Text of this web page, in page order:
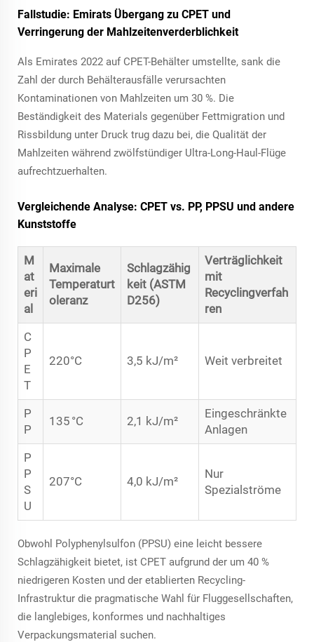
Fallstudie: Emirats Übergang zu CPET und
Verringerung der Mahlzeitenverderblichkeit
Als Emirates 2022 auf CPET-Behälter umstellte, sank die
Zahl der durch Behälterausfälle verursachten
Kontaminationen von Mahlzeiten um 30 %. Die
Beständigkeit des Materials gegenüber Fettmigration und
Rissbildung unter Druck trug dazu bei, die Qualität der
Mahlzeiten während zwölfstündiger Ultra-Long-Haul-Flüge
aufrechtzuerhalten.
Vergleichende Analyse: CPET vs. PP, PPSU und andere
Kunststoffe
M
at
eri
al
Maximale
Temperaturt
oleranz
Schlagzähig
keit (ASTM
D256)
Verträglichkeit
mit
Recyclingverfah
ren
C
P
E
T
220°C 3,5 kJ/m² Weit verbreitet
P
P
135 °C 2,1 kJ/m²
Eingeschränkte
Anlagen
P
P
S
U
207°C 4,0 kJ/m²
Nur
Spezialströme
Obwohl Polyphenylsulfon (PPSU) eine leicht bessere
Schlagzähigkeit bietet, ist CPET aufgrund der um 40 %
niedrigeren Kosten und der etablierten Recycling-
Infrastruktur die pragmatische Wahl für Fluggesellschaften,
die langlebiges, konformes und nachhaltiges
Verpackungsmaterial suchen.